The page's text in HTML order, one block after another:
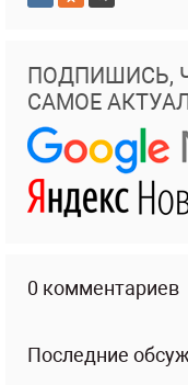
ПОДПИШИСЬ,
САМОЕ
0 комментариев
Последние